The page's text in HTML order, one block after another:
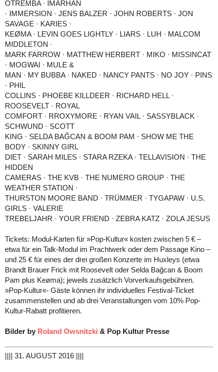
OTREMBA · IMARHAN
· IMMERSION · JENS BALZER · JOHN ROBERTS · JON
SAVAGE · KARIES ·
KEØMA · LEVIN GOES LIGHTLY · LIARS · LUH · MALCOM
MIDDLETON ·
MARK FARROW · MATTHEW HERBERT · MIKO · MISSINCAT
· MOGWAI · MULE &
MAN · MY BUBBA · NAKED · NANCY PANTS · NO JOY · PINS
· PHIL
COLLINS · PHOEBE KILLDEER · RICHARD HELL ·
ROOSEVELT · ROYAL
COMFORT · RROXYMORE · RYAN VAIL · SASSYBLACK ·
SCHWUND · SCOTT
KING · SELDA BAĞCAN & BOOM PAM · SHOW ME THE
BODY · SKINNY GIRL
DIET · SARAH MILES · STARA RZEKA · TELLAVISION · THE
HIDDEN
CAMERAS · THE KVB · THE NUMERO GROUP · THE
WEATHER STATION ·
THURSTON MOORE BAND · TRÜMMER · TYGAPAW · U.S.
GIRLS · VALERIE
TREBELJAHR · YOUR FRIEND · ZEBRA KATZ · ZOLA JESUS
Tickets: Modul-Karten für »Pop-Kultur« kosten zwischen 5 € –
etwa für ein Talk-Modul im Prachtwerk oder dem Passage Kino –
und 25 € für eines der drei großen Konzerte im Huxleys (etwa
Brandt Brauer Frick mit Roosevelt oder Selda Bağcan & Boom
Pam plus Keøma); jeweils zusätzlich Vorverkaufsgebühren.
»Pop-Kultur«- Gäste können ihr individuelles Festival-Ticket
zusammenstellen und ab drei Veranstaltungen vom 10% Pop-
Kultur-Rabatt profitieren.
Bilder by Roland Owsnitzki & Pop Kultur Presse
|||| 31. AUGUST 2016 ||||